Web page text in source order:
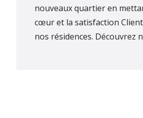
nouveaux quartier en
cœur et la satisfaction
nos résidences. Découvrez